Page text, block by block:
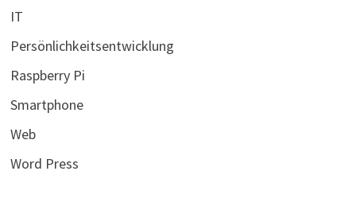
IT
Persönlichkeitsentwicklung
Raspberry Pi
Smartphone
Web
Word Press